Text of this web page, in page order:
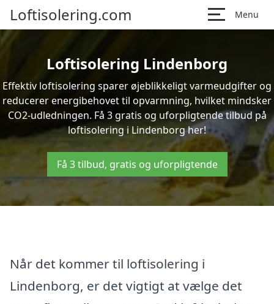
Loftisolering.com Menu
Loftisolering Lindenborg
Effektiv loftisolering sparer øjeblikkeligt varmeudgifter og
reducerer energibehovet til opvarmning, hvilket mindsker
CO2-udledningen. Få 3 gratis og uforpligtende tilbud på
loftisolering i Lindenborg her!
Få 3 tilbud, gratis og uforpligtende
Når det kommer til loftisolering i
Lindenborg, er det vigtigt at vælge det